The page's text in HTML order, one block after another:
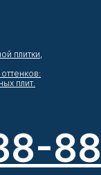
88
плитки,
плит.